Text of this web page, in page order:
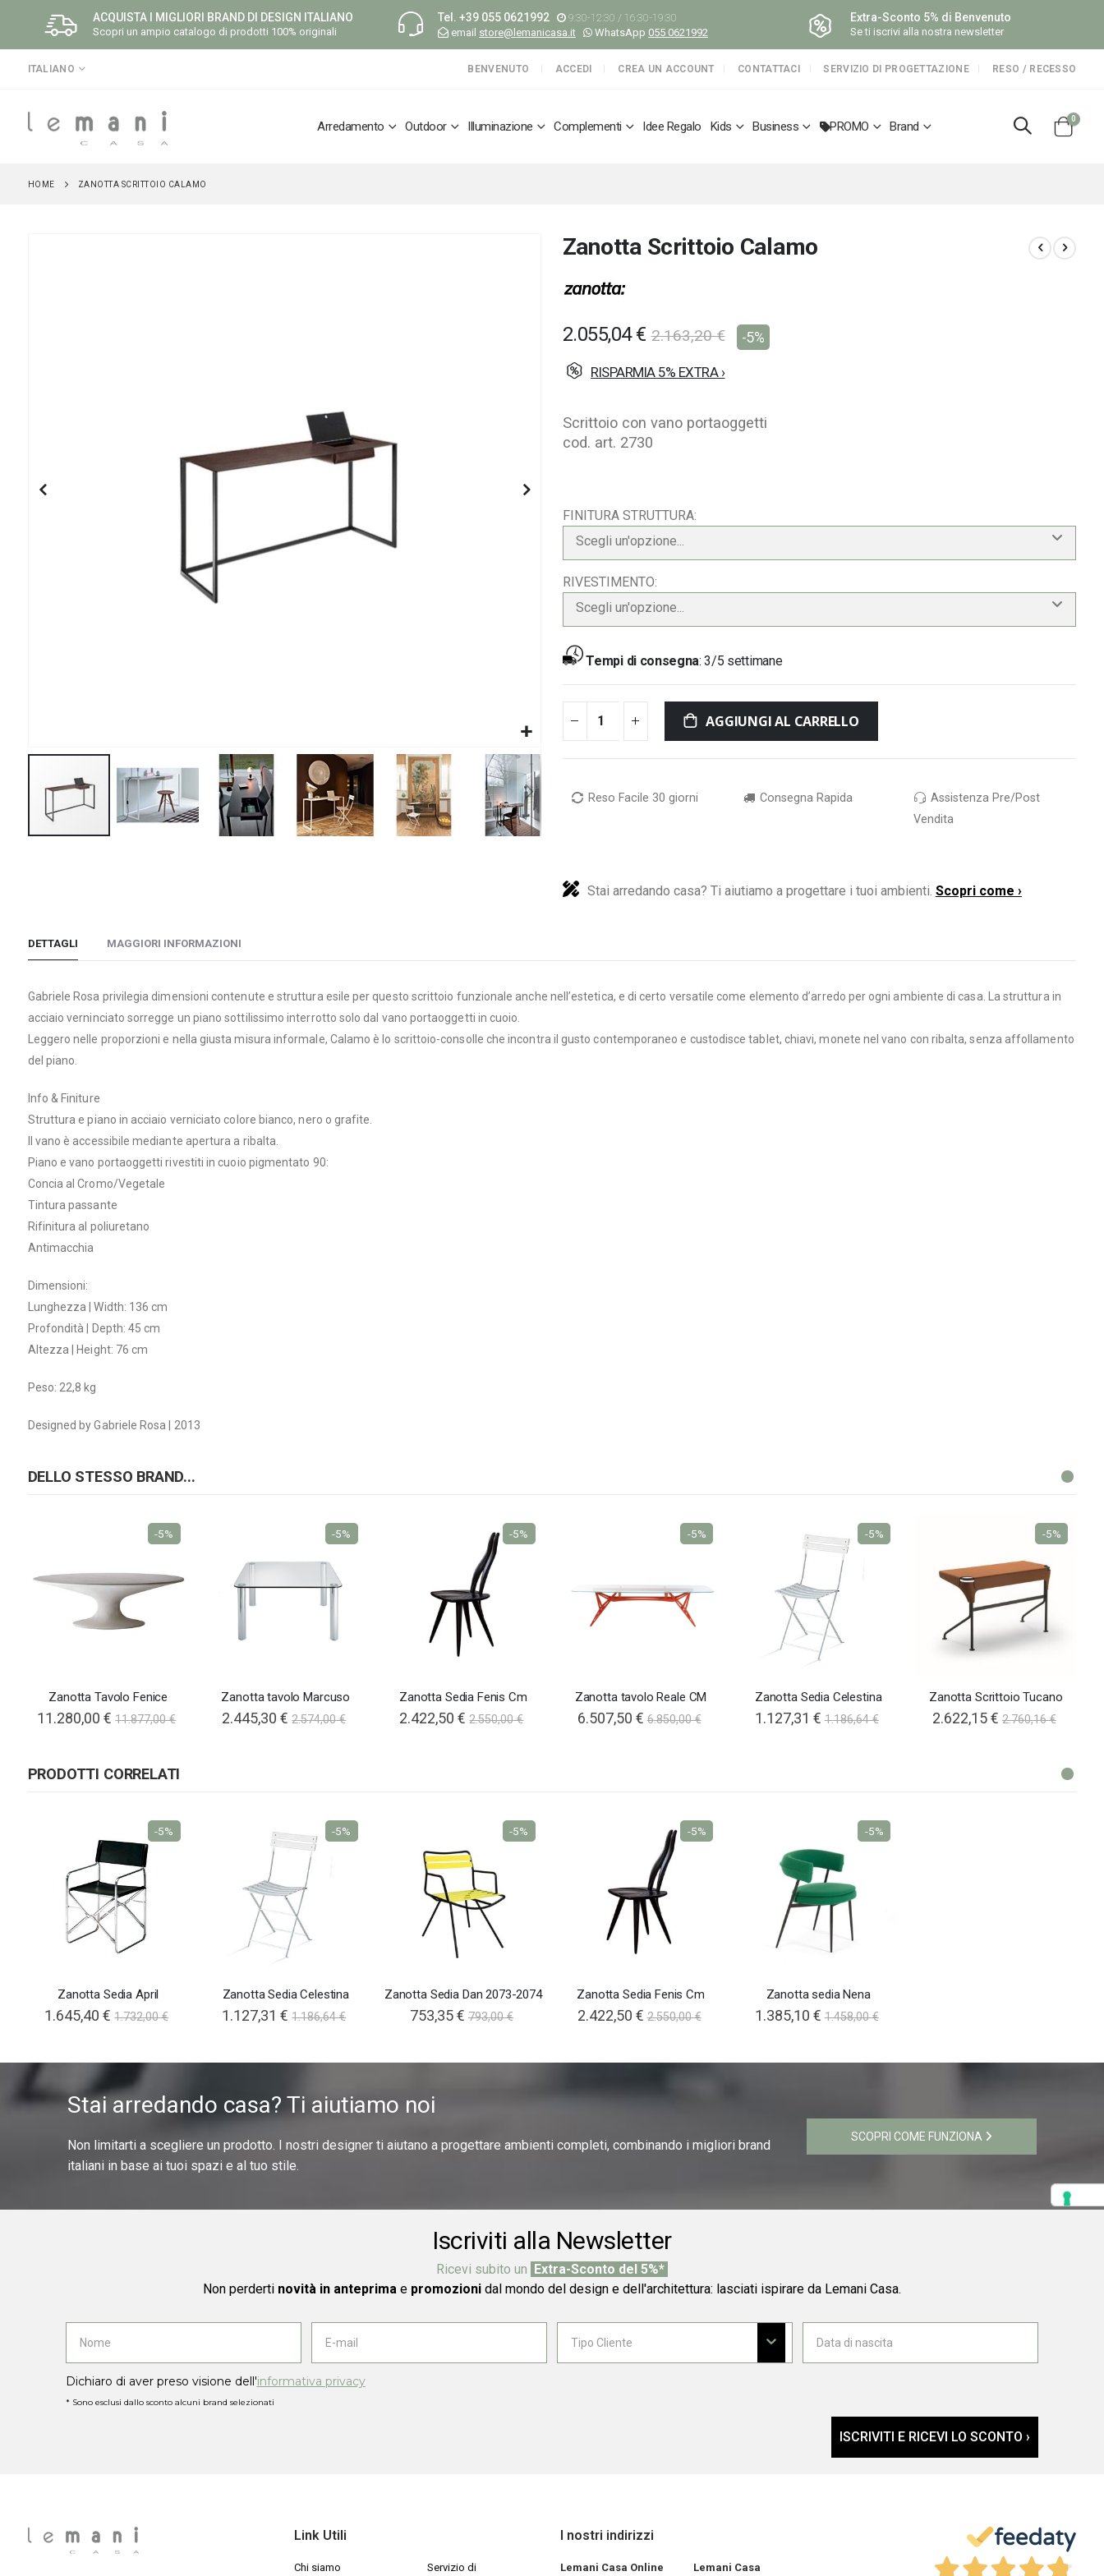
ACQUISTA I MIGLIORI BRAND DI DESIGN ITALIANO
Scopri un ampio catalogo di prodotti 100% originali
Tel. +39 055 0621992
9:30-12:30 / 16:30-19:30
email store@lemanicasa.it WhatsApp 055 0621992
Extra-Sconto 5% di Benvenuto
Se ti iscrivi alla nostra newsletter
LINGUA
ITALIANO BENVENUTO ACCEDI CREA UN ACCOUNT CONTATTACI SERVIZIO DI PROGETTAZIONE RESO / RECESSO
Arredamento Outdoor Illuminazione Complementi Idee Regalo Kids Business PROMO Brand
Cart
0
HOME ZANOTTA SCRITTOIO CALAMO
immagini
Zanotta Scrittoio Calamo
2.055,04 € 2.163,20 € -5%
RISPARMIA 5% EXTRA ›
Scrittoio con vano portaoggetti
cod. art. 2730
FINITURA STRUTTURA
Scegli un'opzione...
RIVESTIMENTO
Scegli un'opzione...
Tempi di consegna:3/5 settimane
AGGIUNGI AL CARRELLO
Reso Facile 30 giorni Consegna Rapida
Assistenza Pre/Post
Vendita
Stai arredando casa? Ti aiutiamo a progettare i tuoi ambienti. Scopri come ›
DETTAGLI
Gabriele Rosa privilegia dimensioni contenute e struttura esile per questo scrittoio funzionale anche nell’estetica, e di certo versatile come elemento d’arredo per ogni ambiente di casa. La struttura in
acciaio verninciato sorregge un piano sottilissimo interrotto solo dal vano portaoggetti in cuoio.
Leggero nelle proporzioni e nella giusta misura informale, Calamo è lo scrittoio-consolle che incontra il gusto contemporaneo e custodisce tablet, chiavi, monete nel vano con ribalta, senza affollamento
del piano.
Info & Finiture
Struttura e piano in acciaio verniciato colore bianco, nero o grafite.
Il vano è accessibile mediante apertura a ribalta.
Piano e vano portaoggetti rivestiti in cuoio pigmentato 90:
Concia al Cromo/Vegetale
Tintura passante
Rifinitura al poliuretano
Antimacchia
Dimensioni:
Lunghezza | Width: 136 cm
Profondità | Depth: 45 cm
Altezza | Height: 76 cm
Peso: 22,8 kg
Designed by Gabriele Rosa | 2013
MAGGIORI INFORMAZIONI
DELLO STESSO BRAND...
Zanotta Tavolo Fenice
Special
Price
11.280,00 € 11.877,00 €
-5%
Zanotta tavolo Marcuso
2.445,30 € 2.574,00 €
-5%
Zanotta Sedia Fenis Cm
2.422,50 € 2.550,00 €
-5%
Zanotta tavolo Reale CM
6.507,50 € 6.850,00 €
-5%
Zanotta Sedia Celestina
1.127,31 € 1.186,64 €
-5%
Zanotta Scrittoio Tucano
2.622,15 € 2.760,16 €
-5%
PRODOTTI CORRELATI
Zanotta Sedia April
1.645,40 € 1.732,00 €
-5%
Zanotta Sedia Celestina
1.127,31 € 1.186,64 €
-5%
Zanotta Sedia Dan 2073-2074
753,35 € 793,00 €
-5%
Zanotta Sedia Fenis Cm
2.422,50 € 2.550,00 €
-5%
Zanotta sedia Nena
1.385,10 € 1.458,00 €
-5%
Stai arredando casa? Ti aiutiamo noi
Non limitarti a scegliere un prodotto. I nostri designer ti aiutano a progettare ambienti completi, combinando i migliori brand
italiani in base ai tuoi spazi e al tuo stile.
SCOPRI COME FUNZIONA
Iscriviti alla Newsletter
Ricevi subito un Extra-Sconto del 5%*
Non perderti novità in anteprima e promozionidal mondo del design e dell'architettura: lasciati ispirare da Lemani Casa.
Dichiaro di aver preso visione dell'informativa privacy
* Sono esclusi dallo sconto alcuni brand selezionati
ISCRIVITI E RICEVI LO SCONTO ›
Link Utili
Chi siamo Servizio di
I nostri indirizzi
Lemani Casa Online Lemani Casa